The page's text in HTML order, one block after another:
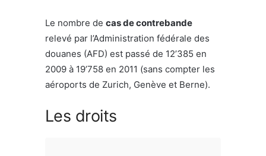
Le nombre de cas de contrebande
relevé par l’Administration fédérale des
douanes (AFD) est passé de 12’385 en
2009 à 19’758 en 2011 (sans compter les
aéroports de Zurich, Genève et Berne).
Les droits